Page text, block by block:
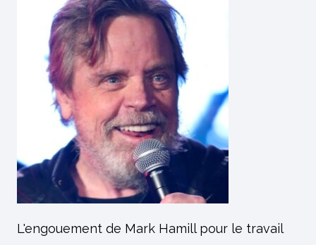
L'engouement de Mark Hamill pour le travail